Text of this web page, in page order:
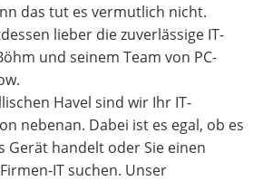
das tut es vermutlich nicht.
lieber die zuverlässige IT-
und seinem Team von PC-
Havel sind wir Ihr IT-
nebenan. Dabei ist es egal, ob es
Gerät handelt oder Sie einen
IT suchen. Unser